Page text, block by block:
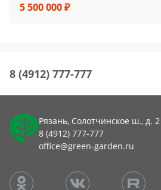
5 500 000 ₽
8 (4912) 777-777
Рязань, Солотчинское ш., д. 2
8 (4912) 777-777
office@green-garden.ru